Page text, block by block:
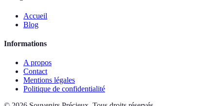
Accueil
Blog
Informations
A propos
Contact
Mentions légales
Politique de confidentialité